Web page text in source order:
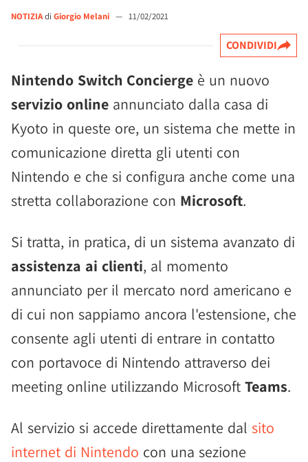
NOTIZIAdi Giorgio Melani — 11/02/2021
CONDIVIDI
Nintendo Switch Concierge è un nuovo
servizio online annunciato dalla casa di
Kyoto in queste ore, un sistema che mette in
comunicazione diretta gli utenti con
Nintendo e che si configura anche come una
stretta collaborazione con Microsoft.
Si tratta, in pratica, di un sistema avanzato di
assistenza ai clienti, al momento
annunciato per il mercato nord americano e
di cui non sappiamo ancora l'estensione, che
consente agli utenti di entrare in contatto
con portavoce di Nintendo attraverso dei
meeting online utilizzando Microsoft Teams.
Al servizio si accede direttamente dal sito
internet di Nintendo con una sezione